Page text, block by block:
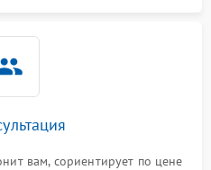
вам, сориентирует по цене